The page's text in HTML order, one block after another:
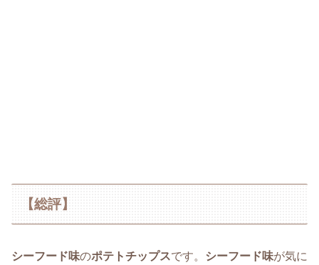
【総評】
シーフード味のポテトチップスです。 シーフード味が気に